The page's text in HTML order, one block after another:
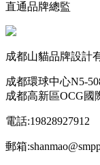
直通品牌總監
成都山貓品牌設計
成都環球中心N5-
成都高新區OCG國
電話:19828927912
郵箱